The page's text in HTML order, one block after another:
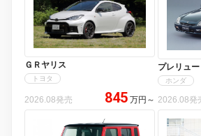
ＧＲヤリス
トヨタ
2026.08発売 845 万円 ～
プレリュー
ホンダ
2026.08発